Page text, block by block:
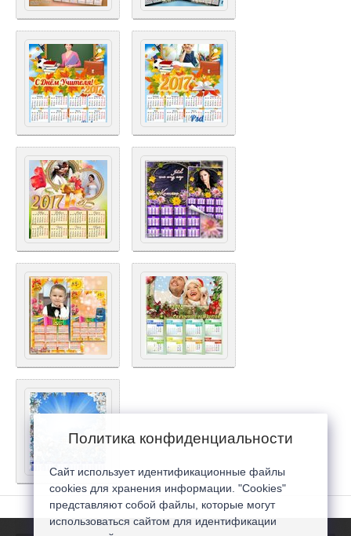
Политика конфиденциальности
Сайт использует идентификационные файлы
cookies для хранения информации. "Cookies"
представляют собой файлы, которые могут
использоваться сайтом для идентификации